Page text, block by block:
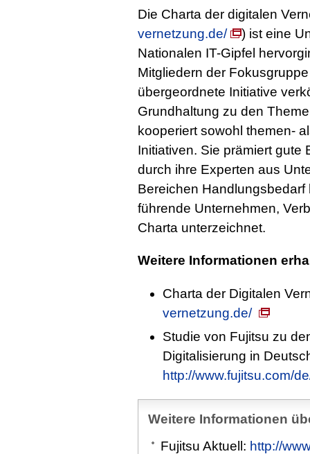
Die Charta der digitalen
vernetzung.de/
) ist eine
Nationalen IT-Gipfel
Mitgliedern der
übergeordnete Initiative
Grundhaltung zu den
kooperiert sowohl themen-
Initiativen. Sie prämiert gute
durch ihre Experten aus
Bereichen
führende Unternehmen,
Charta unterzeichnet.
Weitere Informationen
Charta der Digitalen
vernetzung.de/
Studie von Fujitsu zu
Digitalisierung in
http://www.fujitsu.com/
Weitere Informationen
Fujitsu Aktuell: http://